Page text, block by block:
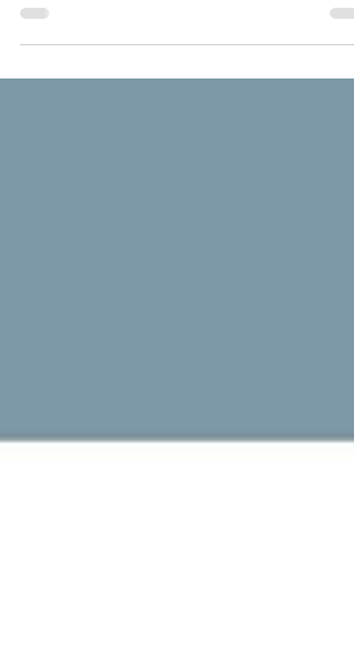
Il 2026 segna l’avvio di una fase pienamente
operativa, con un calendario strutturato e